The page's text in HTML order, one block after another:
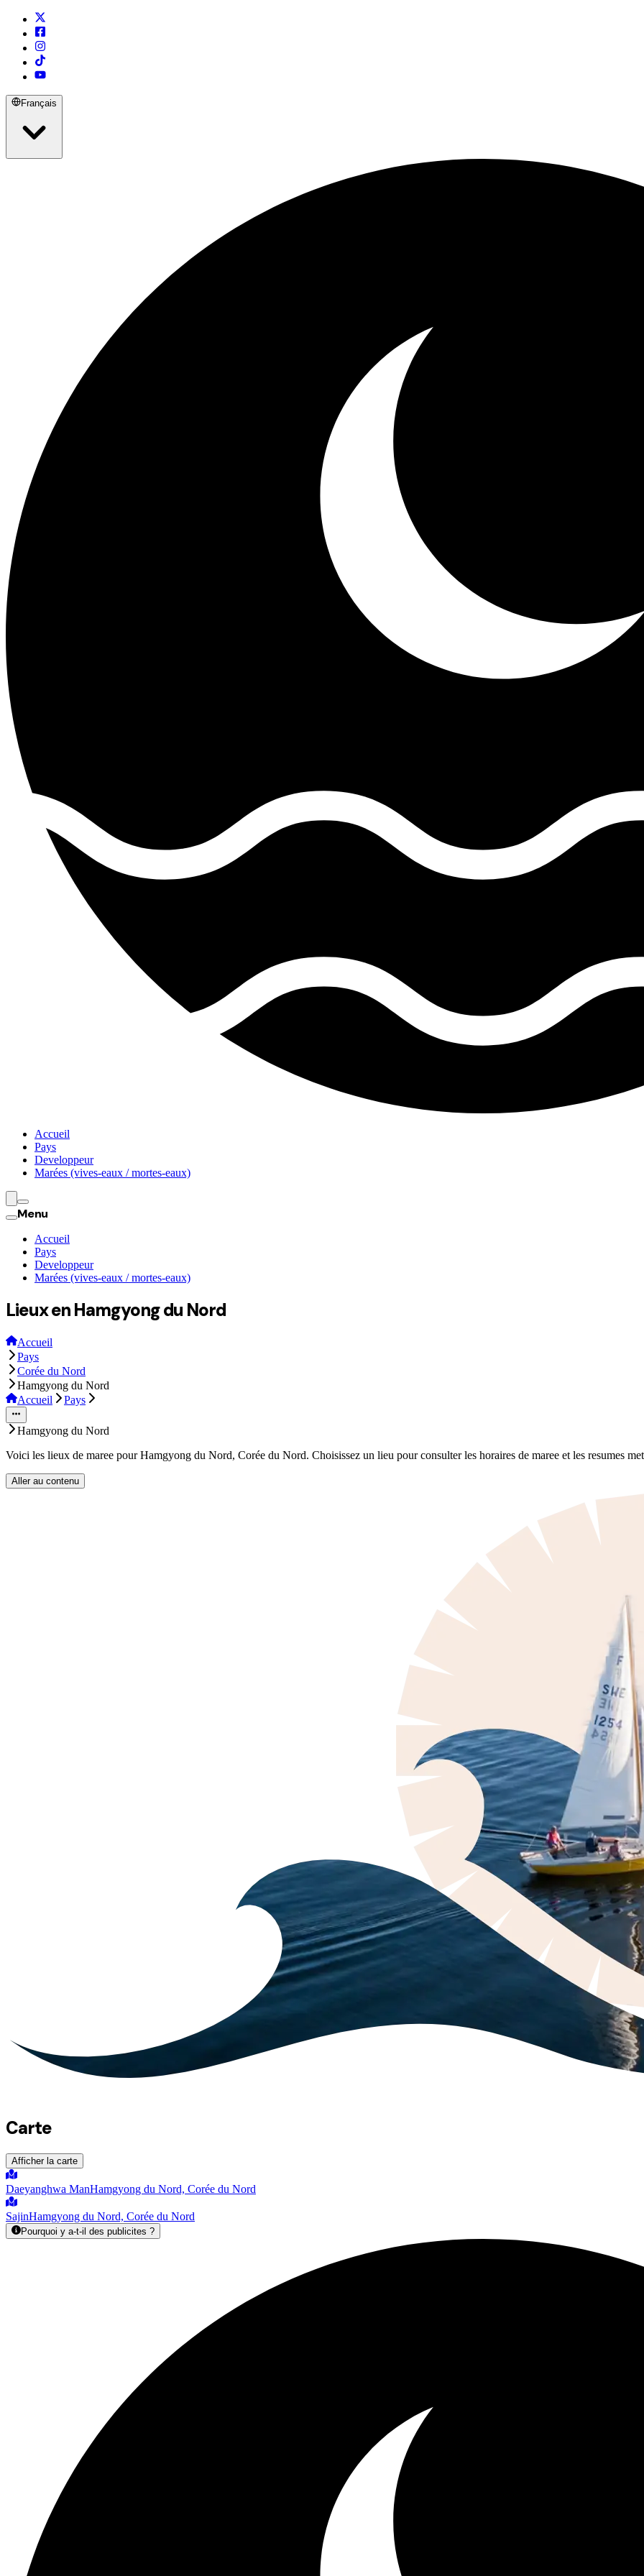
Français
Accueil
Pays
Developpeur
Marées (vives-eaux / mortes-eaux)
Menu
Accueil
Pays
Developpeur
Marées (vives-eaux / mortes-eaux)
Lieux en Hamgyong du Nord
Accueil
Pays
Corée du Nord
Hamgyong du Nord
Accueil
Pays
Hamgyong du Nord
Voici les lieux de maree pour Hamgyong du Nord, Corée du Nord. Choisissez un lieu pour consulter les horaires de maree et les resumes
Aller au contenu
Carte
Afficher la carte
Daeyanghwa ManHamgyong du Nord, Corée du Nord
SajinHamgyong du Nord, Corée du Nord
Pourquoi y a-t-il des publicites ?